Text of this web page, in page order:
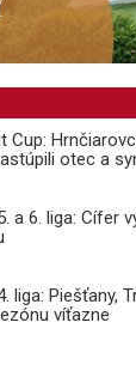
Cup:
otec a
a 6. liga: Cífer
liga: Piešťany,
víťazne